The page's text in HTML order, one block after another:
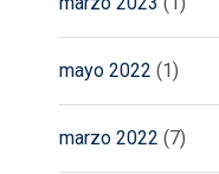
mayo 2022 (1)
marzo 2022 (7)